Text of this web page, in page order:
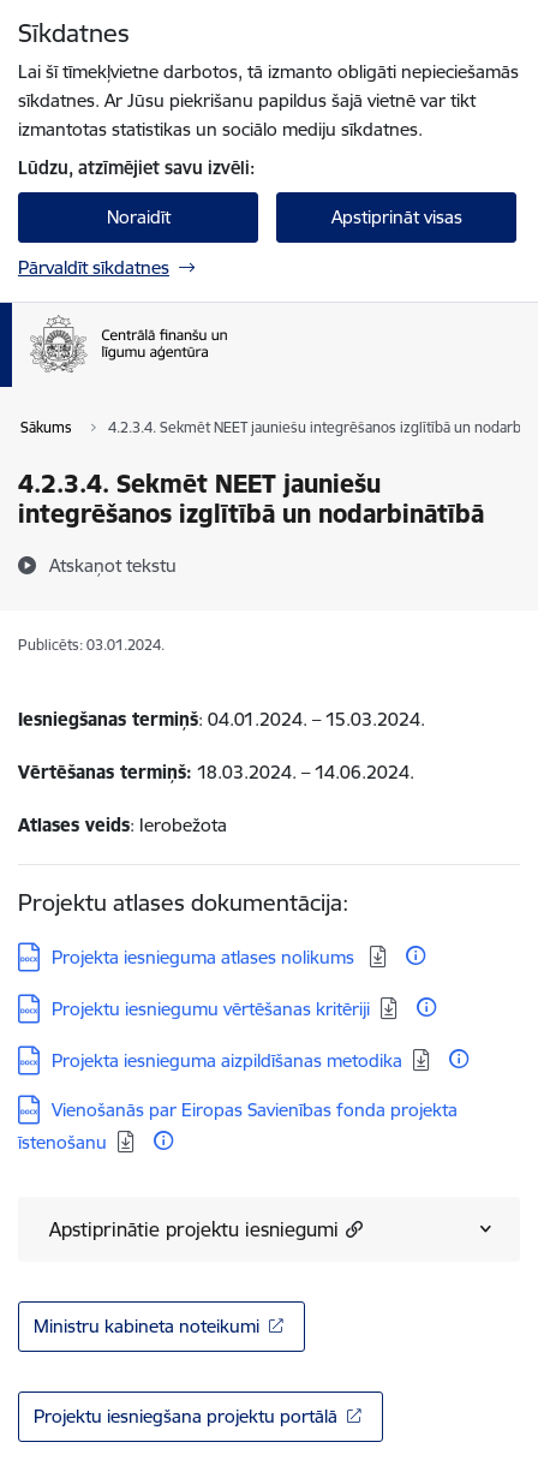
Sīkdatnes
Lai šī tīmekļvietne darbotos, tā izmanto obligāti nepieciešamās
sīkdatnes. Ar Jūsu piekrišanu papildus šajā vietnē var tikt
izmantotas statistikas un sociālo mediju sīkdatnes.
Lūdzu, atzīmējiet savu izvēli:
Noraidīt Apstiprināt visas
Pārvaldīt sīkdatnes
Sākums 4.2.3.4. Sekmēt NEET jauniešu integrēšanos izglītībā un
4.2.3.4. Sekmēt NEET jauniešu
integrēšanos izglītībā un nodarbinātībā
Atskaņot tekstu
Publicēts: 03.01.2024.
Iesniegšanas termiņš: 04.01.2024. – 15.03.2024.
Vērtēšanas termiņš: 18.03.2024. – 14.06.2024.
Atlases veids: Ierobežota
Projektu atlases dokumentācija:
Lejupielādēt:
Projekta iesnieguma atlases nolikums
Lejupielādēt:
Projektu iesniegumu vērtēšanas kritēriji
Lejupielādēt:
Projekta iesnieguma aizpildīšanas metodika
Lejupielādēt:
Vienošanās par Eiropas Savienības fonda projekta
īstenošanu
Apstiprinātie projektu iesniegumi
Ministru kabineta noteikumi
Projektu iesniegšana projektu portālā